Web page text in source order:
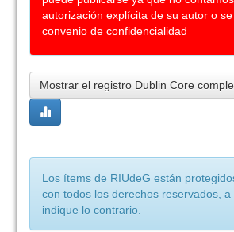
autorización explícita de su autor o
convenio de confidencialidad
Mostrar el registro Dublin Core
Los ítems de RIUdeG están
con todos los derechos reservados, a
indique lo contrario.